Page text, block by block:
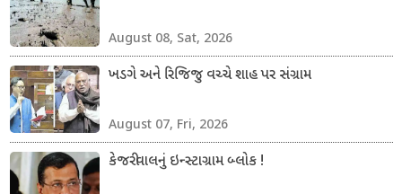
August 08, Sat, 2026
ખડગે અને રિજિજુ વચ્ચે શાહ પર સંગ્રામ
August 07, Fri, 2026
કેજરીવાલનું ઇન્સ્ટાગ્રામ બ્લોક !